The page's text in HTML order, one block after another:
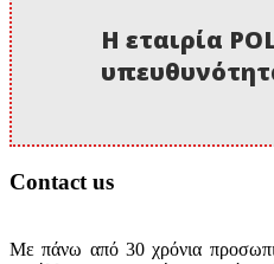
Η εταιρία
Contact us
Με πάνω από 30 χρόνια